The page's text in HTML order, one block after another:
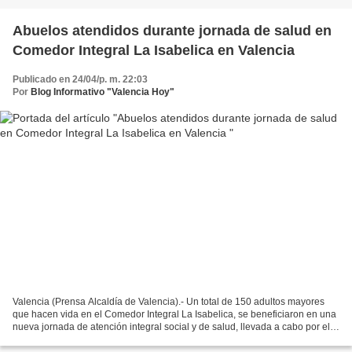
Abuelos atendidos durante jornada de salud en
Comedor Integral La Isabelica en Valencia
Publicado en 24/04/p. m. 22:03
Por Blog Informativo "Valencia Hoy"
Valencia (Prensa Alcaldía de Valencia).- Un total de 150 adultos mayores
que hacen vida en el Comedor Integral La Isabelica, se beneficiaron en una
nueva jornada de atención integral social y de salud, llevada a cabo por el